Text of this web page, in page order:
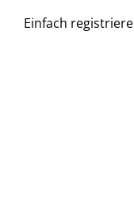
Einfach